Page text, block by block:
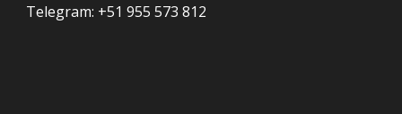
Telegram: +51 955 573 812